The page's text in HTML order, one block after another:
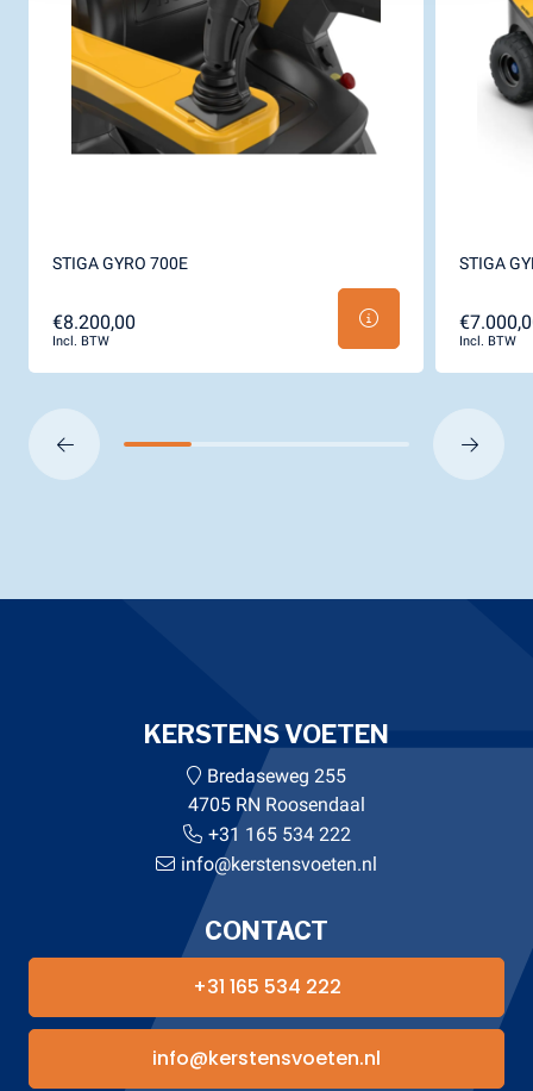
STIGA GYRO 700E
€8.200,00
Incl. BTW
STIGA
Incl. BTW
KERSTENS VOETEN
Bredaseweg 255
4705 RN Roosendaal
+31 165 534 222
info@kerstensvoeten.nl
CONTACT
+31 165 534 222
info@kerstensvoeten.nl